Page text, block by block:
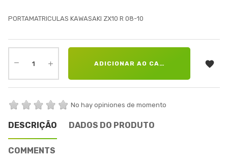
PORTAMATRICULAS KAWASAKI ZX10 R 08-10
ADICIONAR AO CARRINHO 
No hay opiniones de momento
DESCRIÇÃO DADOS DO PRODUTO
COMMENTS